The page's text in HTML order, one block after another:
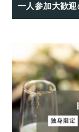
一人参加大歓